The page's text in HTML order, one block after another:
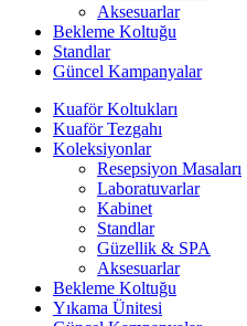
Aksesuarlar
Bekleme Koltuğu
Standlar
Güncel Kampanyalar
Kuaför Koltukları
Kuaför Tezgahı
Koleksiyonlar
Resepsiyon Masaları
Laboratuvarlar
Kabinet
Standlar
Güzellik & SPA
Aksesuarlar
Bekleme Koltuğu
Yıkama Ünitesi